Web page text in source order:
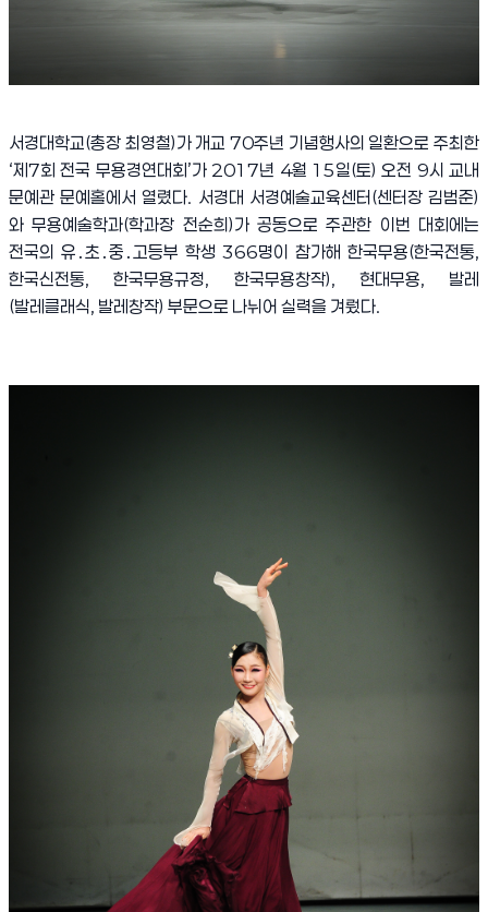
서경대학교(총장 최영철)가 개교70주년 기념행사의 일환으로 주최한
‘제 7회 전국 무용경연대회 ’가2017년 4월 15일(토)오전 9시 교내
문예관 문예홀에서 열렸다. 서경대 서경예술교육센터 (센터장 김범준)
와 무용예술학과(학과장 전순희 )가 공동으로 주관한 이번 대회에는
전국의 유 ․초 ․중 ․고등부 학생 366명이 참가해 한국무용(한국전통,
한국신전통,한국무용규정, 한국무용창작), 현대무용, 발레
(발레클래식, 발레창작) 부문으로 나뉘어 실력을 겨뤘다.